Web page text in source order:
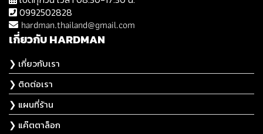
0992502828
hardman.thailand@gmail.com
เกี่ยวกับ HARDMAN
❯ เกี่ยวกับเรา
❯ ติดต่อเรา
❯ แผนที่ร้าน
❯ แค๊ตตาล็อก